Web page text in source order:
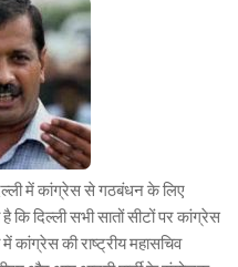
में कांग्रेस से गठबंधन के लिए
कि दिल्ली सभी सातों सीटों पर कांग्रेस
कांग्रेस की राष्ट्रीय महासचिव